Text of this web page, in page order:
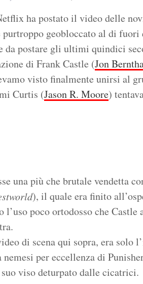
ha postato il video delle
purtroppo geobloccato al di fuori
da postare gli ultimi quindici
di Frank Castle (Jon
visto finalmente unirsi al
Curtis (Jason R. Moore)
una più che brutale vendetta
), il quale era finito
l’uso poco ortodosso che Castle
di scena qui sopra, era solo
per eccellenza di
viso deturpato dalle cicatrici.